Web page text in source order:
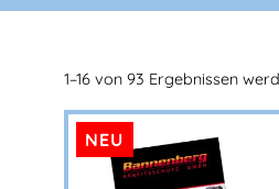
1–16 von 93 Ergebnissen
NEU